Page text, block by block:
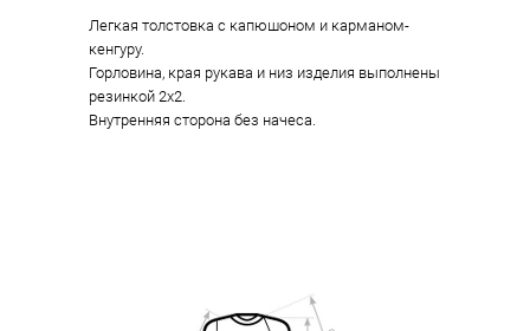
Легкая толстовка с капюшоном и карманом-
кенгуру.
Горловина, края рукава и низ изделия выполнены
резинкой 2х2.
Внутренняя сторона без начеса.